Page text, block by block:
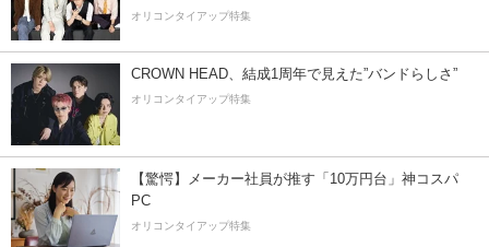
オリコンタイアップ特集
CROWN HEAD、結成1周年で見えた”バンドらしさ”
オリコンタイアップ特集
【驚愕】メーカー社員が推す「10万円台」神コスパ
PC
オリコンタイアップ特集